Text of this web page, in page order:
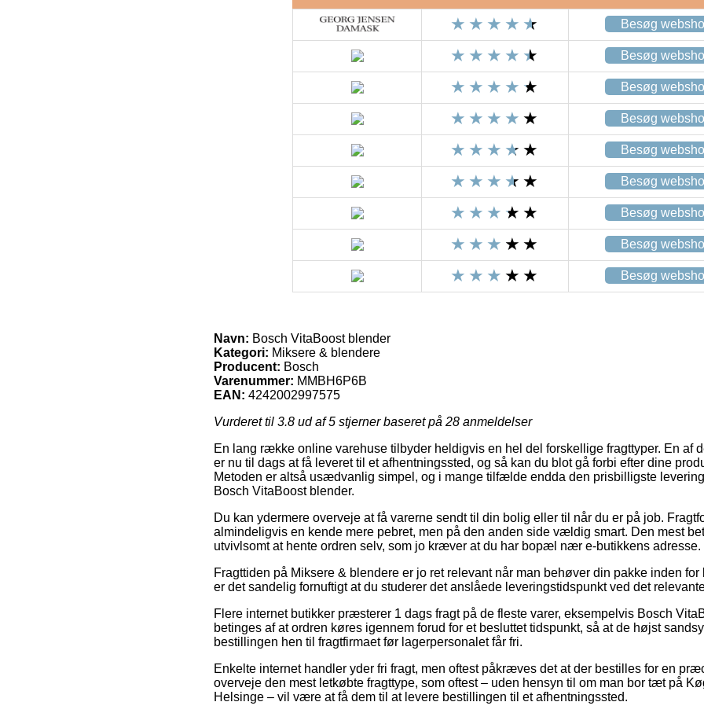
Besøg
Besøg
Besøg
Besøg
Besøg
Besøg
Besøg
Besøg
Besøg
Navn: Bosch VitaBoost blender
Kategori: Miksere & blendere
Producent: Bosch
Varenummer: MMBH6P6B
EAN: 4242002997575
Vurderet til 3.8 ud af 5 stjerner baseret på 28 anmeldelser
En lang række online varehuse tilbyder heldigvis en hel del forskellige fragttyper. En af
er nu til dags at få leveret til et afhentningssted, og så kan du blot gå forbi efter dine
Metoden er altså usædvanlig simpel, og i mange tilfælde endda den prisbilligste
Bosch VitaBoost blender.
Du kan ydermere overveje at få varerne sendt til din bolig eller til når du er på job.
almindeligvis en kende mere pebret, men på den anden side vældig smart. Den mest
utvivlsomt at hente ordren selv, som jo kræver at du har bopæl nær e-butikkens adresse.
Fragttiden på Miksere & blendere er jo ret relevant når man behøver din pakke inden for
er det sandelig fornuftigt at du studerer det anslåede leveringstidspunkt ved det
Flere internet butikker præsterer 1 dags fragt på de fleste varer, eksempelvis Bosch
betinges af at ordren køres igennem forud for et besluttet tidspunkt, så at de højst
bestillingen hen til fragtfirmaet før lagerpersonalet får fri.
Enkelte internet handler yder fri fragt, men oftest påkræves det at der bestilles for en
overveje den mest letkøbte fragttype, som oftest – uden hensyn til om man bor tæt på
Helsinge – vil være at få dem til at levere bestillingen til et afhentningssted.